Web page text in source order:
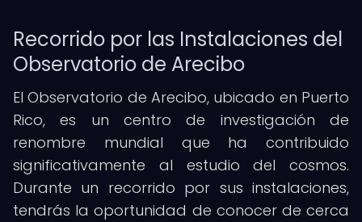
Recorrido por las Instalaciones del
Observatorio de Arecibo
El Observatorio de Arecibo, ubicado en Puerto
Rico, es un centro de investigación de
renombre mundial que ha contribuido
significativamente al estudio del cosmos.
Durante un recorrido por sus instalaciones,
tendrás la oportunidad de conocer de cerca